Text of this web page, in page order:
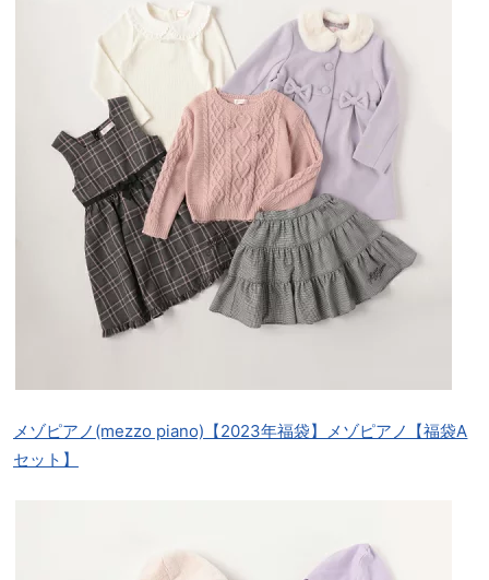
メゾピアノ(mezzo piano)【2023年福袋】メゾピアノ【福袋A
セット】